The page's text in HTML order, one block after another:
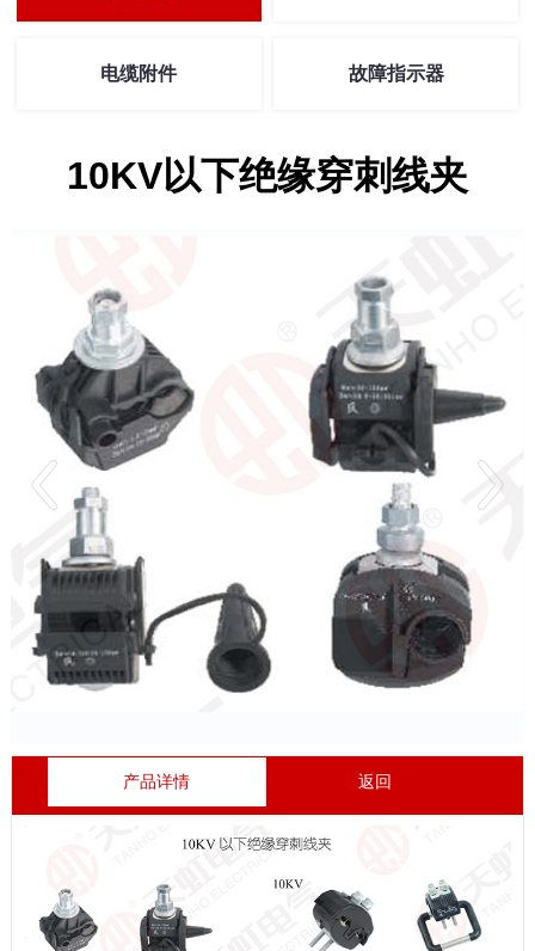
电缆附件 故障指示器
10KV以下绝缘穿刺线夹
产品详情 返回